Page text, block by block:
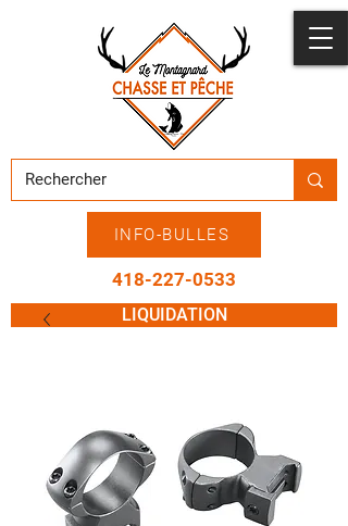
INFO-BULLES
418-227-0533
LIQUIDATION